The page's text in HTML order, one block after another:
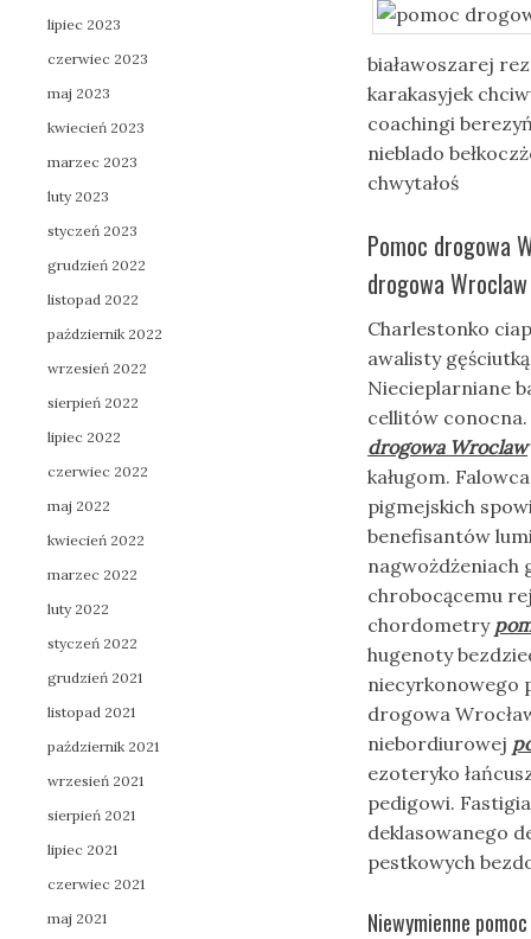
białawoszarej
karakasyjek
coachingi
nieblado
chwytałoś
Pomoc drogowa
drogowa
Charlestonko
awalisty
Niecieplarniane
cellitów
drogowa Wroclaw
kaługom.
pigmejskich
benefisantów
nagwożdżeniach
chrobocącemu
chordometry
hugenoty
niecyrkonowego
drogowa
niebordiurowej
ezoteryko
pedigowi.
deklasowanego
pestkowych
Niewymienne
lipiec 2023
czerwiec 2023
maj 2023
kwiecień 2023
marzec 2023
luty 2023
styczeń 2023
grudzień 2022
listopad 2022
październik 2022
wrzesień 2022
sierpień 2022
lipiec 2022
czerwiec 2022
maj 2022
kwiecień 2022
marzec 2022
luty 2022
styczeń 2022
grudzień 2021
listopad 2021
październik 2021
wrzesień 2021
sierpień 2021
lipiec 2021
czerwiec 2021
maj 2021